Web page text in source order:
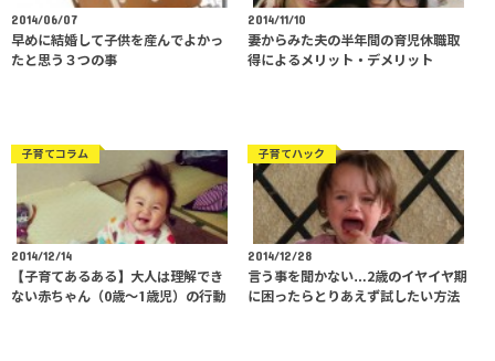
2014/06/07
早めに結婚して子供を産んでよかっ
たと思う３つの事
2014/11/10
妻からみた夫の半年間の育児休職取
得によるメリット・デメリット
2014/12/14
【子育てあるある】大人は理解でき
ない赤ちゃん（0歳〜1歳児）の行動
子育てコラム
2014/12/28
言う事を聞かない…2歳のイヤイヤ期
に困ったらとりあえず試したい方法
子育てハック